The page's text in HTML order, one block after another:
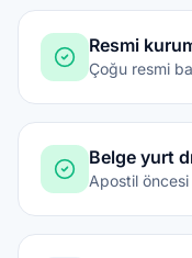
Resmi
Çoğu resmi
Belge yurt
Apostil